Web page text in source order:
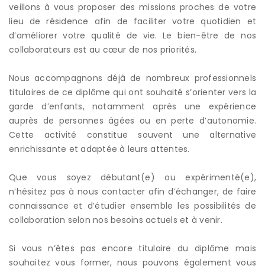
veillons à vous proposer des missions proches de votre
lieu de résidence afin de faciliter votre quotidien et
d’améliorer votre qualité de vie. Le bien-être de nos
collaborateurs est au cœur de nos priorités.
Nous accompagnons déjà de nombreux professionnels
titulaires de ce diplôme qui ont souhaité s’orienter vers la
garde d’enfants, notamment après une expérience
auprès de personnes âgées ou en perte d’autonomie.
Cette activité constitue souvent une alternative
enrichissante et adaptée à leurs attentes.
Que vous soyez débutant(e) ou expérimenté(e),
n’hésitez pas à nous contacter afin d’échanger, de faire
connaissance et d’étudier ensemble les possibilités de
collaboration selon nos besoins actuels et à venir.
Si vous n’êtes pas encore titulaire du diplôme mais
souhaitez vous former, nous pouvons également vous